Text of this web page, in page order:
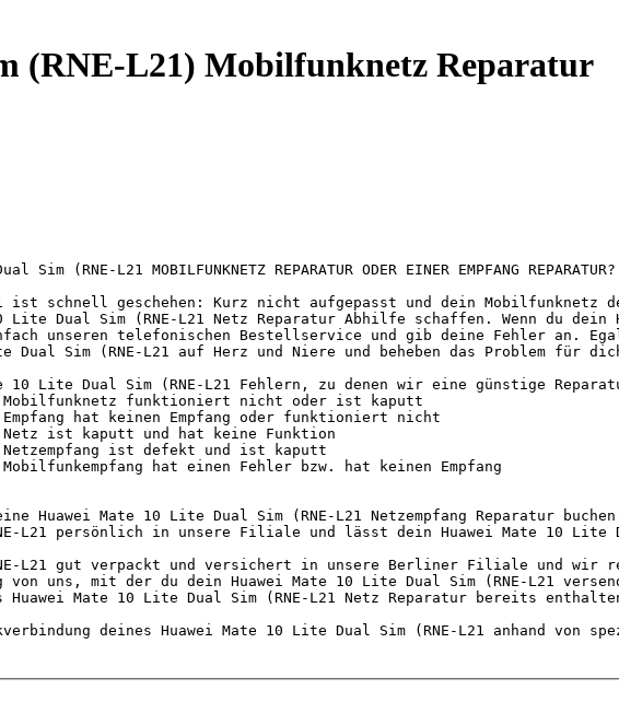
(RNE-L21) Mobilfunknetz Reparatur
(RNE-L21 MOBILFUNKNETZ REPARATUR ODER EINER EMPFANG REPARATUR?
ist schnell geschehen: Kurz nicht aufgepasst und dein Mobilfunknetz
Dual Sim (RNE-L21 Netz Reparatur Abhilfe schaffen. Wenn du dein
unseren telefonischen Bestellservice und gib deine Fehler an.
Sim (RNE-L21 auf Herz und Niere und beheben das Problem für
Lite Dual Sim (RNE-L21 Fehlern, zu denen wir eine günstige
Huawei Mate 10 Lite Dual Sim (RNE-L21 Netzempfang Reparatur
L21 persönlich in unsere Filiale und lässt dein Huawei Mate 10 Lite
L21 gut verpackt und versichert in unsere Berliner Filiale und wir
von uns, mit der du dein Huawei Mate 10 Lite Dual Sim (RNE-L21
Mate 10 Lite Dual Sim (RNE-L21 Netz Reparatur bereits
deines Huawei Mate 10 Lite Dual Sim (RNE-L21 anhand von
zu beheben.